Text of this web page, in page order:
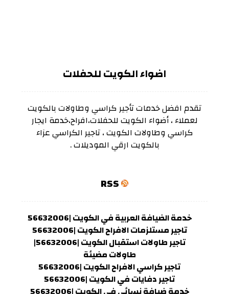
اضواء الكويت للحفلات
تقدم افضل خدمات تأجير كراسي وطاولات بالكويت
لعملاء ، أضواء الكويت للحفلات،افراح،خدمة ايجار
كراسي وطاولات الكويت ، تاجير الكراسي عزاء
بالكويت ارقي الموديلات .
RSS
خدمة الضيافة العربية في الكويت |56632006
تاجير مستلزمات الافراح الكويت |56632006
تاجير طاولات استقبال الكويت |56632006|
طاولات مضيئة
تاجير كراسي الافراح الكويت |56632006
تاجير دفايات في الكويت |56632006